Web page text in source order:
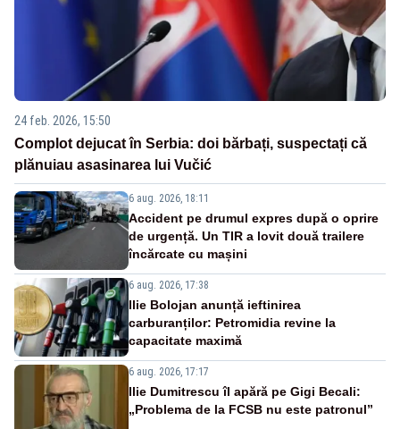
24 feb. 2026, 15:50
Complot dejucat în Serbia: doi bărbați, suspectați că
plănuiau asasinarea lui Vučić
6 aug. 2026, 18:11
Accident pe drumul expres după o oprire
de urgență. Un TIR a lovit două trailere
încărcate cu mașini
6 aug. 2026, 17:38
Ilie Bolojan anunță ieftinirea
carburanților: Petromidia revine la
capacitate maximă
6 aug. 2026, 17:17
Ilie Dumitrescu îl apără pe Gigi Becali:
„Problema de la FCSB nu este patronul”